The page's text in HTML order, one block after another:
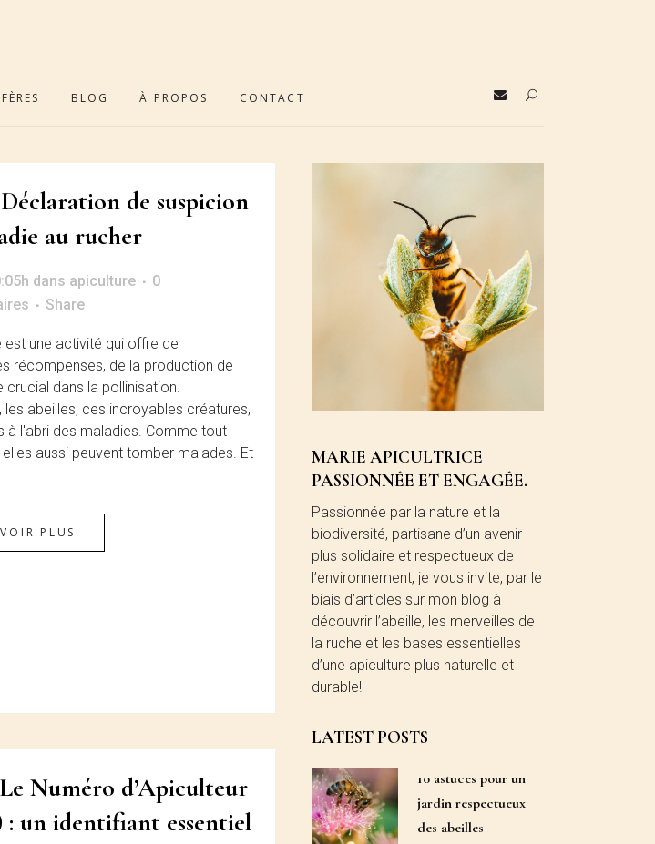
BLOG À PROPOS CONTACT
Déclaration de suspicion
au rucher
dans apiculture
0
Share
est une activité qui offre de
récompenses, de la production de
crucial dans la pollinisation.
les abeilles, ces incroyables créatures,
à l'abri des maladies. Comme tout
aussi peuvent tomber malades. Et
PLUS
Le Numéro d’Apiculteur
: un identifiant essentiel
MARIE APICULTRICE
PASSIONNÉE ET ENGAGÉE.
Passionnée par la nature et la
biodiversité, partisane d’un avenir
plus solidaire et respectueux de
l’environnement, je vous invite, par le
biais d’articles sur mon blog à
découvrir l’abeille, les merveilles de
la ruche et les bases essentielles
d’une apiculture plus naturelle et
durable!
LATEST POSTS
10 astuces pour un
jardin respectueux
des abeilles